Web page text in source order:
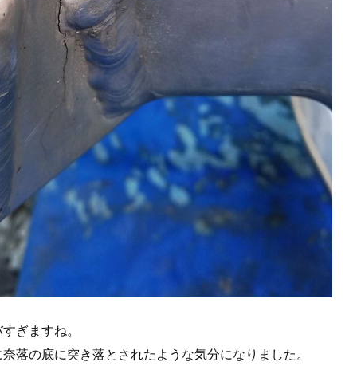
ぎますね。
落の底に突き落とされたような気分になりました。